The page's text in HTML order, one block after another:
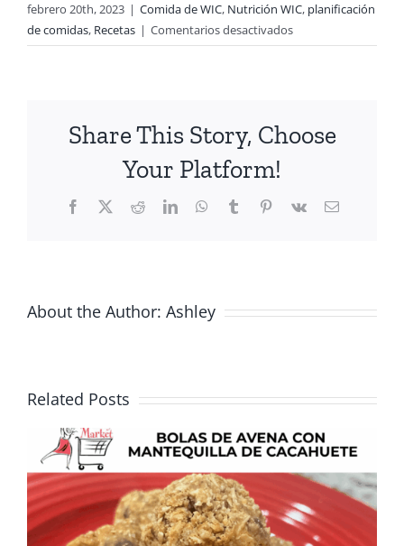
febrero 20th, 2023 | Comida de WIC, Nutrición WIC, planificación
de comidas, Recetas | Comentarios desactivadosen
Recetas
–
Fritas
Share This Story, Choose
Your Platform!
Facebook
X RedditLinkedInWhatsApp
TumblrPinterest
Vk Email
About the Author: Ashley
Related Posts
Fresca, sabrosa y perfecta